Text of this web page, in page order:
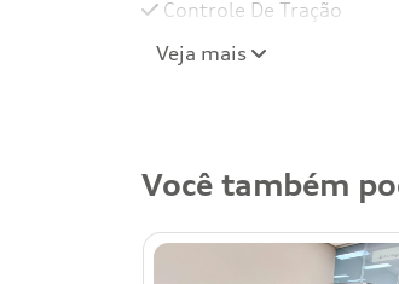
Controle De Tração
Veja mais
Você também